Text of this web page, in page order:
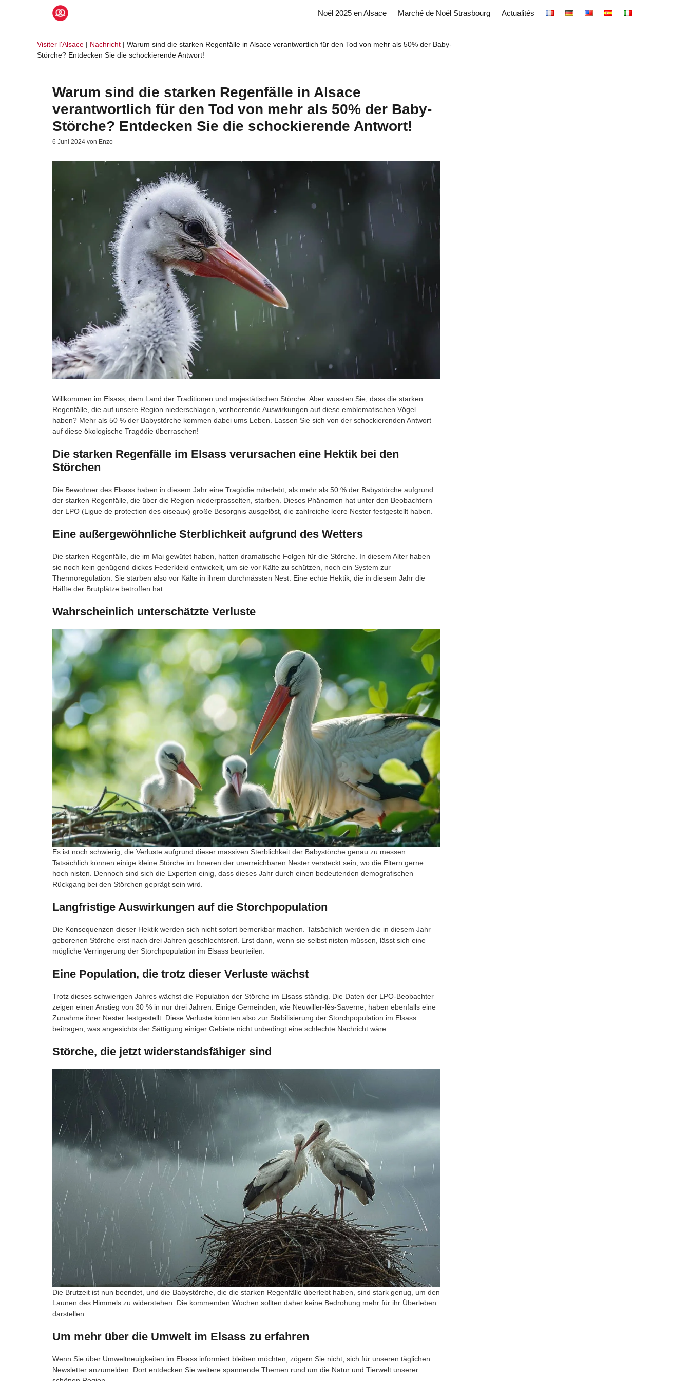
Noël 2025 en Alsace Marché de Noël Strasbourg Actualités
Visiter l'Alsace | Nachricht | Warum sind die starken Regenfälle in Alsace verantwortlich für den Tod von mehr als 50% der Baby-
Störche? Entdecken Sie die schockierende Antwort!
Warum sind die starken Regenfälle in Alsace
verantwortlich für den Tod von mehr als 50% der Baby-
Störche? Entdecken Sie die schockierende Antwort!
6 Juni 2024 von Enzo
Willkommen im Elsass, dem Land der Traditionen und majestätischen Störche. Aber wussten Sie, dass die starken
Regenfälle, die auf unsere Region niederschlagen, verheerende Auswirkungen auf diese emblematischen Vögel
haben? Mehr als 50 % der Babystörche kommen dabei ums Leben. Lassen Sie sich von der schockierenden Antwort
auf diese ökologische Tragödie überraschen!
Die starken Regenfälle im Elsass verursachen eine Hektik bei den
Störchen
Die Bewohner des Elsass haben in diesem Jahr eine Tragödie miterlebt, als mehr als 50 % der Babystörche aufgrund
der starken Regenfälle, die über die Region niederprasselten, starben. Dieses Phänomen hat unter den Beobachtern
der LPO (Ligue de protection des oiseaux) große Besorgnis ausgelöst, die zahlreiche leere Nester festgestellt haben.
Eine außergewöhnliche Sterblichkeit aufgrund des Wetters
Die starken Regenfälle, die im Mai gewütet haben, hatten dramatische Folgen für die Störche. In diesem Alter haben
sie noch kein genügend dickes Federkleid entwickelt, um sie vor Kälte zu schützen, noch ein System zur
Thermoregulation. Sie starben also vor Kälte in ihrem durchnässten Nest. Eine echte Hektik, die in diesem Jahr die
Hälfte der Brutplätze betroffen hat.
Wahrscheinlich unterschätzte Verluste
Es ist noch schwierig, die Verluste aufgrund dieser massiven Sterblichkeit der Babystörche genau zu messen.
Tatsächlich können einige kleine Störche im Inneren der unerreichbaren Nester versteckt sein, wo die Eltern gerne
hoch nisten. Dennoch sind sich die Experten einig, dass dieses Jahr durch einen bedeutenden demografischen
Rückgang bei den Störchen geprägt sein wird.
Langfristige Auswirkungen auf die Storchpopulation
Die Konsequenzen dieser Hektik werden sich nicht sofort bemerkbar machen. Tatsächlich werden die in diesem Jahr
geborenen Störche erst nach drei Jahren geschlechtsreif. Erst dann, wenn sie selbst nisten müssen, lässt sich eine
mögliche Verringerung der Storchpopulation im Elsass beurteilen.
Eine Population, die trotz dieser Verluste wächst
Trotz dieses schwierigen Jahres wächst die Population der Störche im Elsass ständig. Die Daten der LPO-Beobachter
zeigen einen Anstieg von 30 % in nur drei Jahren. Einige Gemeinden, wie Neuwiller-lès-Saverne, haben ebenfalls eine
Zunahme ihrer Nester festgestellt. Diese Verluste könnten also zur Stabilisierung der Storchpopulation im Elsass
beitragen, was angesichts der Sättigung einiger Gebiete nicht unbedingt eine schlechte Nachricht wäre.
Störche, die jetzt widerstandsfähiger sind
Die Brutzeit ist nun beendet, und die Babystörche, die die starken Regenfälle überlebt haben, sind stark genug, um den
Launen des Himmels zu widerstehen. Die kommenden Wochen sollten daher keine Bedrohung mehr für ihr Überleben
darstellen.
Um mehr über die Umwelt im Elsass zu erfahren
Wenn Sie über Umweltneuigkeiten im Elsass informiert bleiben möchten, zögern Sie nicht, sich für unseren täglichen
Newsletter anzumelden. Dort entdecken Sie weitere spannende Themen rund um die Natur und Tierwelt unserer